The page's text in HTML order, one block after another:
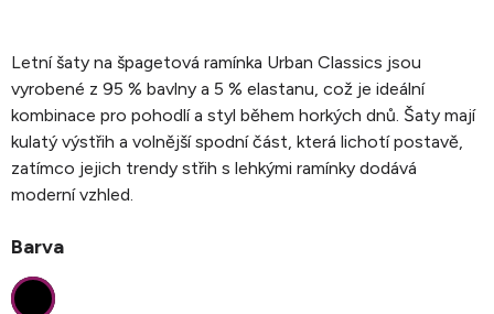
Letní šaty na špagetová ramínka Urban Classics jsou
vyrobené z 95 % bavlny a 5 % elastanu, což je ideální
kombinace pro pohodlí a styl během horkých dnů. Šaty mají
kulatý výstřih a volnější spodní část, která lichotí postavě,
zatímco jejich trendy střih s lehkými ramínky dodává
moderní vzhled.
Barva